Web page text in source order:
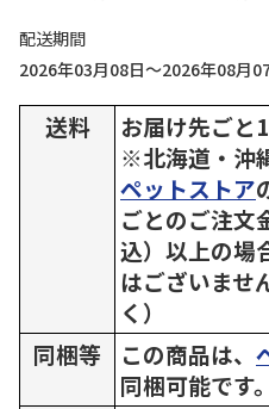
配送期間
2026年03月08日～2026年08月
送料
お届け先ごと
※北海道・沖
ペットストア
ごとのご注文
込）以上の場
はございませ
く）
同梱等
この商品は、
同梱可能です。